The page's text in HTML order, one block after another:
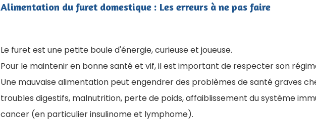
Alimentation du furet domestique : Les erreurs à ne pas faire
​Le furet est une petite boule d'énergie, curieuse et joueuse.
Pour le maintenir en bonne santé et vif, il est important de respecter son
Une mauvaise alimentation peut engendrer des problèmes de santé graves
troubles digestifs, malnutrition, perte de poids, affaiblissement du système
cancer (en particulier insulinome et lymphome).